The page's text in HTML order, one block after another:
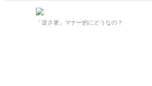
「逆さ箸」マナー的にどうなの？